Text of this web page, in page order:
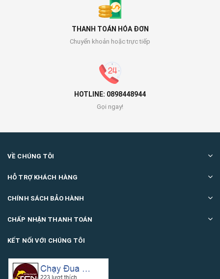
THANH TOÁN HÓA ĐƠN
Chuyển khoản hoặc trực tiếp
HOTLINE: 0898448944
Gọi ngay!
VỀ CHÚNG TÔI
HỖ TRỢ KHÁCH HÀNG
CHÍNH SÁCH BẢO HÀNH
CHẤP NHẬN THANH TOÁN
KẾT NỐI VỚI CHÚNG TÔI